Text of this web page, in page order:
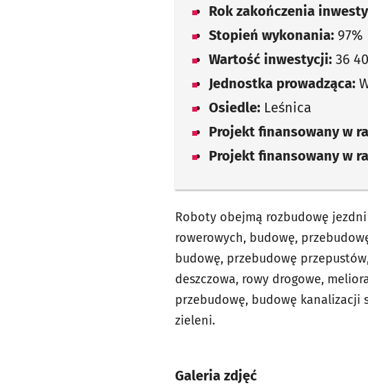
Rok zakończenia
Stopień wykonania: 97%
Wartość inwestycji: 36
Jednostka prowadząca:
Osiedle: Leśnica
Projekt finansowany w
Projekt finansowany w
Roboty obejmą rozbudowę
rowerowych, budowę,
budowę, przebudowę
deszczowa, rowy drogowe,
przebudowę, budowę kanalizacji
zieleni.
Galeria zdjęć